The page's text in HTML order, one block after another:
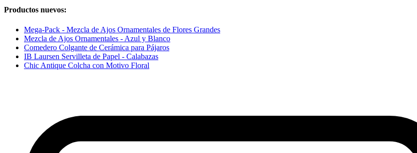
Productos nuevos:
Mega-Pack - Mezcla de Ajos Ornamentales de Flores Grandes
Mezcla de Ajos Ornamentales - Azul y Blanco
Comedero Colgante de Cerámica para Pájaros
IB Laursen Servilleta de Papel - Calabazas
Chic Antique Colcha con Motivo Floral